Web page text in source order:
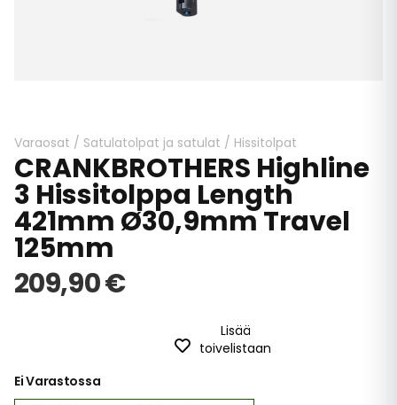
beginning
of
the
images
gallery
Varaosat / Satulatolpat ja satulat / Hissitolpat
CRANKBROTHERS Highline
3 Hissitolppa Length
421mm Ø30,9mm Travel
125mm
209,90 €
Lisää
toivelistaan
Ei Varastossa